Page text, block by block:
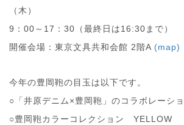
（木）
9：00～17：30（最終日は16:30まで）
開催会場：東京文具共和会館 2階A (map)
今年の豊岡鞄の目玉は以下です。
○「井原デニム×豊岡鞄」のコラボレーシ
○豊岡鞄カラーコレクション YELLOW